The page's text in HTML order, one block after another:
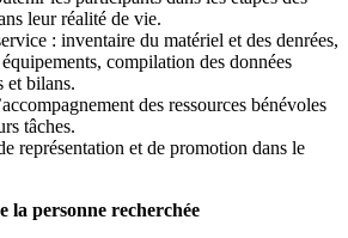
leur réalité de vie.
: inventaire du matériel et des denrées,
compilation des données
et bilans.
des ressources bénévoles
tâches.
représentation et de promotion dans le
la personne recherchée